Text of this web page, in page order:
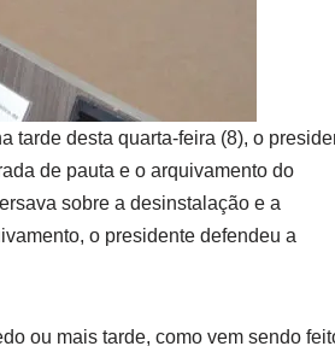
tarde desta quarta-feira (8), o
de pauta e o arquivamento do
sobre a desinstalação e a
o presidente defendeu a
ou mais tarde, como vem sendo